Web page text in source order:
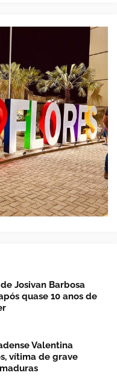
Josivan Barbosa
quase 10 anos de
Valentina
vítima de grave